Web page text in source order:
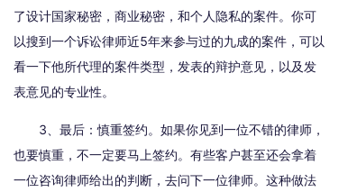
了设计国家秘密，商业秘密，和个人隐私的案件。你可
以搜到一个诉讼律师近5年来参与过的九成的案件，可以
看一下他所代理的案件类型，发表的辩护意见，以及发
表意见的专业性。
3、最后：慎重签约。如果你见到一位不错的律师，
也要慎重，不一定要马上签约。有些客户甚至还会拿着
一位咨询律师给出的判断，去问下一位律师。这种做法